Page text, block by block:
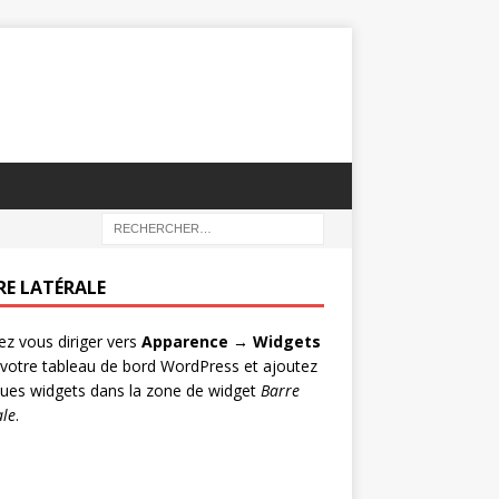
LATÉRALE
vous diriger vers Apparence → Widgets
tableau de bord WordPress et ajoutez
widgets dans la zone de widget Barre
.